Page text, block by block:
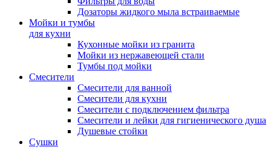
Дозаторы жидкого мыла встраиваемые
Мойки и тумбы
для кухни
Кухонные мойки из гранита
Мойки из нержавеющей стали
Тумбы под мойки
Смесители
Смесители для ванной
Смесители для кухни
Смесители с подключением фильтра
Cмесители и лейки для гигиенического душа
Душевые стойки
Сушки